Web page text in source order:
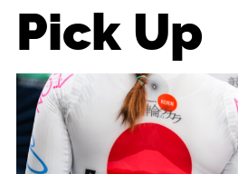
Pick Up